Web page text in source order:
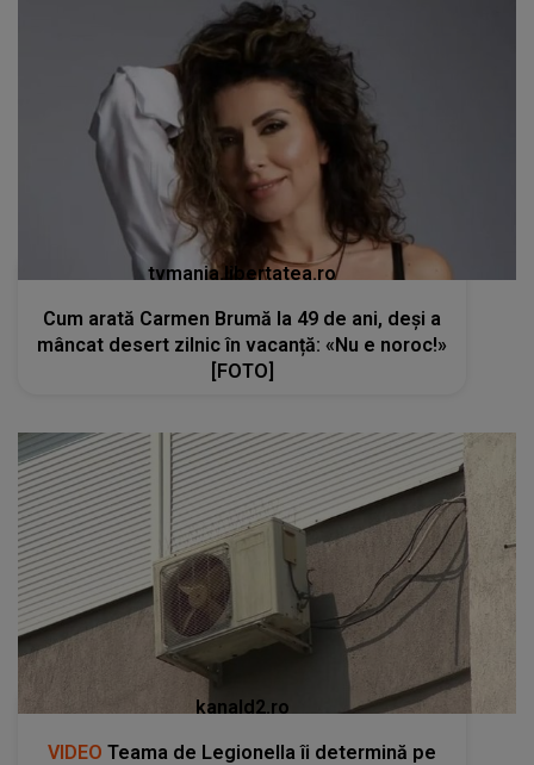
tvmania.libertatea.ro
Cum arată Carmen Brumă la 49 de ani, deși a
mâncat desert zilnic în vacanță: «Nu e noroc!»
[FOTO]
kanald2.ro
VIDEO Teama de Legionella îi determină pe